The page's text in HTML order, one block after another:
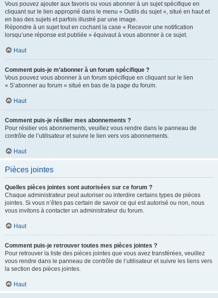
Vous pouvez ajouter aux favoris ou vous abonner à un sujet spécifique en
cliquant sur le lien approprié dans le menu « Outils du sujet », situé en haut et
en bas des sujets et parfois illustré par une image.
Répondre à un sujet tout en cochant la case « Recevoir une notification
lorsqu’une réponse est publiée » équivaut à vous abonner à ce sujet.
Haut
Comment puis-je m’abonner à un forum spécifique ?
Vous pouvez vous abonner à un forum spécifique en cliquant sur le lien
« S’abonner au forum » situé en bas de la page du forum.
Haut
Comment puis-je résilier mes abonnements ?
Pour résilier vos abonnements, veuillez vous rendre dans le panneau de
contrôle de l’utilisateur et suivre le lien vers vos abonnements.
Haut
Pièces jointes
Quelles pièces jointes sont autorisées sur ce forum ?
Chaque administrateur peut autoriser ou interdire certains types de pièces
jointes. Si vous n’êtes pas certain de savoir ce qui est autorisé ou non, nous
vous invitons à contacter un administrateur du forum.
Haut
Comment puis-je retrouver toutes mes pièces jointes ?
Pour retrouver la liste des pièces jointes que vous avez transférées, veuillez
vous rendre dans le panneau de contrôle de l’utilisateur et suivre les liens vers
la section des pièces jointes.
Haut